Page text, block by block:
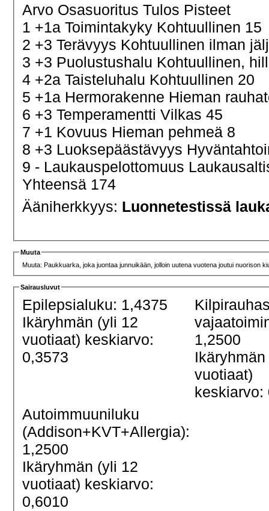
Arvo Osasuoritus Tulos Pisteet
1 +1a Toimintakyky Kohtuullinen 15
2 +3 Terävyys Kohtuullinen ilman
3 +3 Puolustushalu Kohtuullinen,
4 +2a Taisteluhalu Kohtuullinen 20
5 +1a Hermorakenne Hieman
6 +3 Temperamentti Vilkas 45
7 +1 Kovuus Hieman pehmeä 8
8 +3 Luoksepäästävyys
9 - Laukauspelottomuus
Yhteensä 174
Ääniherkkyys: Luonnetestissä
Muuta
Muuta: Paukkuarka, joka juontaa junnuikään, jolloin uutena vuotena joutui nuorison
Sairausluvut
Epilepsialuku: 1,4375
Ikäryhmän (yli 12
vuotiaat) keskiarvo:
0,3573
1,2500
vuotiaat)
keskiarvo:
Autoimmuuniluku
(Addison+KVT+Allergia):
1,2500
Ikäryhmän (yli 12
vuotiaat) keskiarvo:
0,6010